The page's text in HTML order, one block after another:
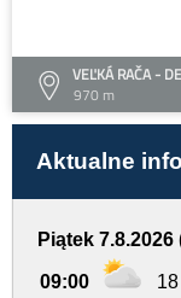
VEĽKÁ RAČA -
970 m
Aktualne info
Piątek 7.8.2026
09:00